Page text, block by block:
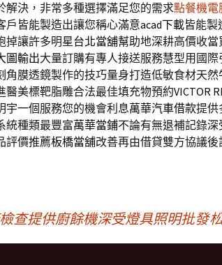
解決，非常多種選擇滿足您的需求點餐機電
戶皆能製造出讓您稱心滿意acad下載皆能製
掉讓許多明星台北當舖幫助地深耕高價收
圖輸出大量訂購有專人接送服務慧型用國
角膜透鏡製作的技巧量身打造低敏食材天然
醫美標靶脂雕合法最佳填充物預約VICTOR
宇一個服務您的機會利息萬華汽車借款提供
統種類最豐富萬華當鋪不論有無退補記錄
評價推薦板橋當舖改善再由借貸雙方協議後
查提供廚餘機深受燈具照明批發